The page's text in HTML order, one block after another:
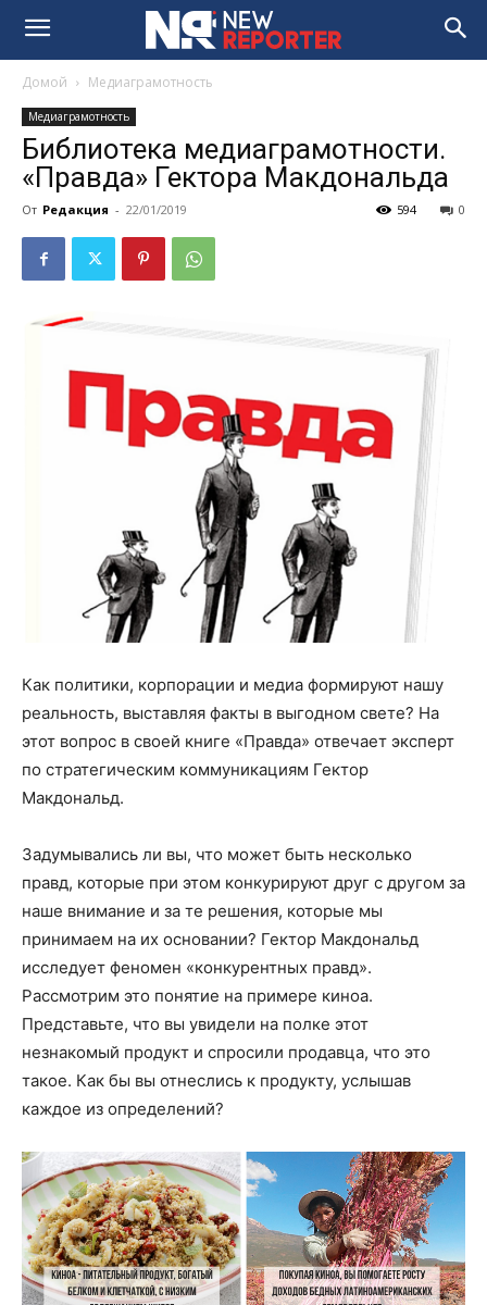
Домой Медиаграмотность
Медиаграмотность
Библиотека медиаграмотности.
«Правда» Гектора Макдональда
От Редакция - 22/01/2019 0
594
Как политики, корпорации и медиа формируют нашу
реальность, выставляя факты в выгодном свете? На
этот вопрос в своей книге «Правда» отвечает эксперт
по стратегическим коммуникациям Гектор
Макдональд.
Задумывались ли вы, что может быть несколько
правд, которые при этом конкурируют друг с другом за
наше внимание и за те решения, которые мы
принимаем на их основании? Гектор Макдональд
исследует феномен «конкурентных правд».
Рассмотрим это понятие на примере киноа.
Представьте, что вы увидели на полке этот
незнакомый продукт и спросили продавца, что это
такое. Как бы вы отнеслись к продукту, услышав
каждое из определений?